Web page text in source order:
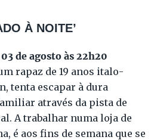
À NOITE’
de agosto às 22h20
rapaz de 19 anos italo-
tenta escapar à dura
através da pista de
A trabalhar numa loja de
é aos fins de semana que se